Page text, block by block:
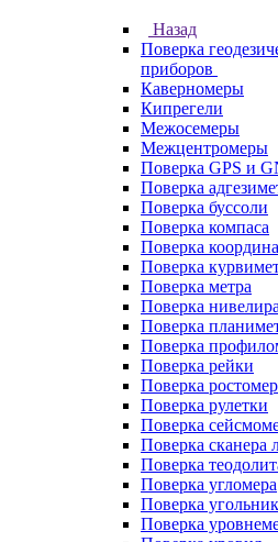
Назад
Поверка
приборов
Каверномеры
Кипрегели
Межосемеры
Межцентромеры
Поверка GPS и
Поверка
Поверка буссоли
Поверка компаса
Поверка
Поверка
Поверка метра
Поверка нивелира
Поверка
Поверка
Поверка рейки
Поверка
Поверка рулетки
Поверка
Поверка сканера
Поверка
Поверка угломера
Поверка
Поверка